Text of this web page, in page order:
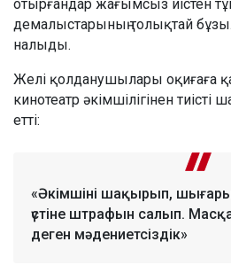
отырғандар жағымсыз иістен
демалыстарының толықтай
налыды.
Желі қолданушылары оқиғаға
кинотеатр әкімшілігінен
етті:
«Әкімшіні шақырып,
үстіне штрафын салып.
деген мәдениетсіздік»